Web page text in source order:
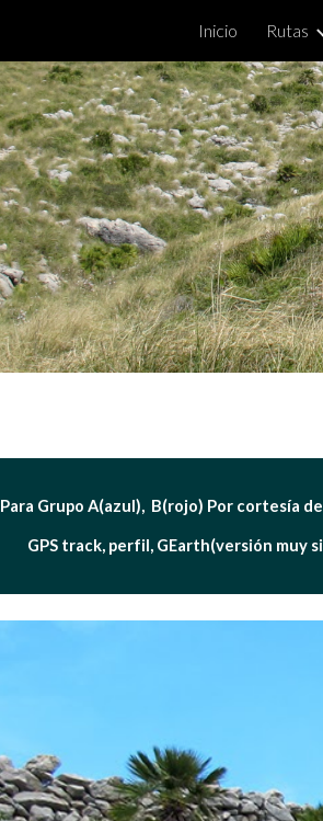
Skip to main
Inicio Rutas
Para Grupo A(azul),  B(rojo) Por cortesía de
GPS track, perfil, GEarth(versión muy